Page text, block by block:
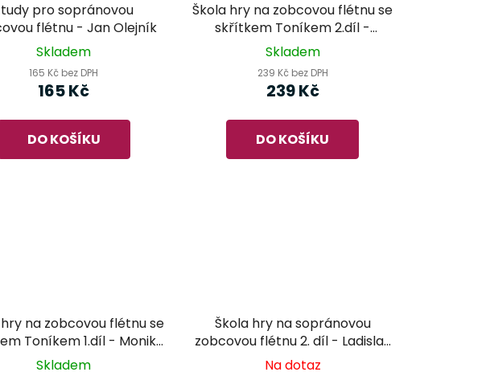
pro sopránovou
flétnu - Jan Olejník
Skladem
165 Kč bez DPH
165 Kč
DO KOŠÍKU
Škola hry na zobcovou flétnu se
skřítkem Toníkem 2.díl -
Monika Wimberger Devátá
Skladem
239 Kč bez DPH
239 Kč
DO KOŠÍKU
na zobcovou flétnu se
Toníkem 1.díl - Monika
Devátá
Skladem
Škola hry na sopránovou
zobcovou flétnu 2. díl - Ladislav
Daniel
Na dotaz